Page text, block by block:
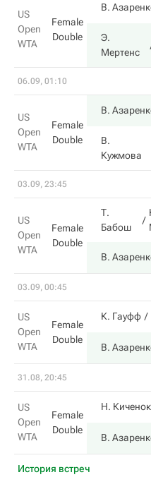
US
Open
WTA
Female
Double
В.
Э.
Мертенс
06.09, 01:10
US
Open
WTA
Female
Double
В.
В.
Кужмова
03.09, 23:45
US
Open
WTA
Female
Double
Т.
Бабош
В.
03.09, 00:45
US
Open
WTA
Female
Double
К. Гауфф
В.
31.08, 20:45
US
Open
WTA
Female
Double
Н. Киченок
В.
История встреч